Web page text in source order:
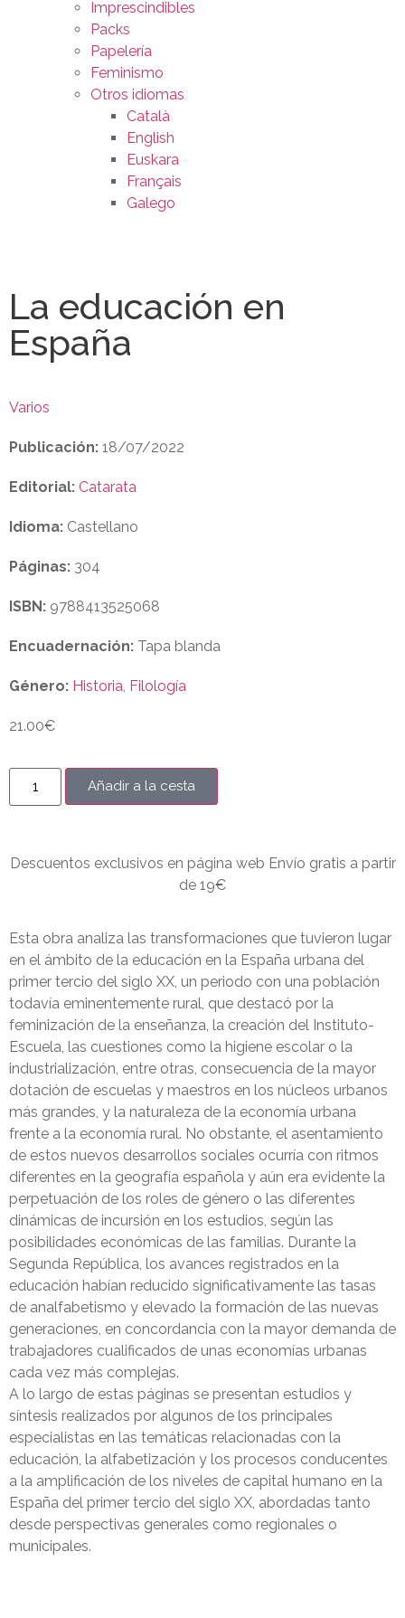
Imprescindibles
Packs
Papelería
Feminismo
Otros idiomas
Català
English
Euskara
Français
Galego
La educación en
España
Varios
Publicación: 18/07/2022
Editorial: Catarata
Idioma: Castellano
Páginas: 304
ISBN: 9788413525068
Encuadernación: Tapa blanda
Género: Historia, Filología
21.00€
Añadir a la cesta
Descuentos exclusivos en página web Envío gratis a partir
de 19€
Esta obra analiza las transformaciones que tuvieron lugar
en el ámbito de la educación en la España urbana del
primer tercio del siglo XX, un periodo con una población
todavía eminentemente rural, que destacó por la
feminización de la enseñanza, la creación del Instituto-
Escuela, las cuestiones como la higiene escolar o la
industrialización, entre otras, consecuencia de la mayor
dotación de escuelas y maestros en los núcleos urbanos
más grandes, y la naturaleza de la economía urbana
frente a la economía rural. No obstante, el asentamiento
de estos nuevos desarrollos sociales ocurría con ritmos
diferentes en la geografía española y aún era evidente la
perpetuación de los roles de género o las diferentes
dinámicas de incursión en los estudios, según las
posibilidades económicas de las familias. Durante la
Segunda República, los avances registrados en la
educación habían reducido significativamente las tasas
de analfabetismo y elevado la formación de las nuevas
generaciones, en concordancia con la mayor demanda de
trabajadores cualificados de unas economías urbanas
cada vez más complejas.
A lo largo de estas páginas se presentan estudios y
síntesis realizados por algunos de los principales
especialistas en las temáticas relacionadas con la
educación, la alfabetización y los procesos conducentes
a la amplificación de los niveles de capital humano en la
España del primer tercio del siglo XX, abordadas tanto
desde perspectivas generales como regionales o
municipales.